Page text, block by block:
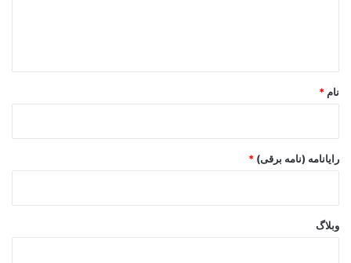
نام *
رایانامه (نامه برقی) *
وبلاگ